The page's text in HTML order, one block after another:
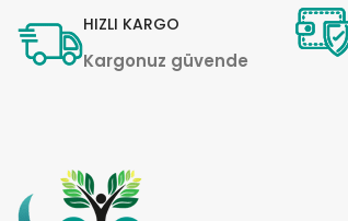
HIZLI KARGO
Kargonuz güvende